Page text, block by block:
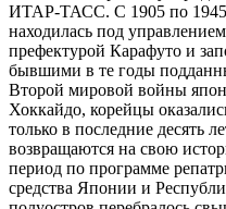
ИТАР-ТАСС. С 1905 по 1945
находилась под
префектурой Карафуто и
бывшими в те годы
Второй мировой войны
Хоккайдо, корейцы
только в последние десять
возвращаются на свою
период по программе
средства Японии и